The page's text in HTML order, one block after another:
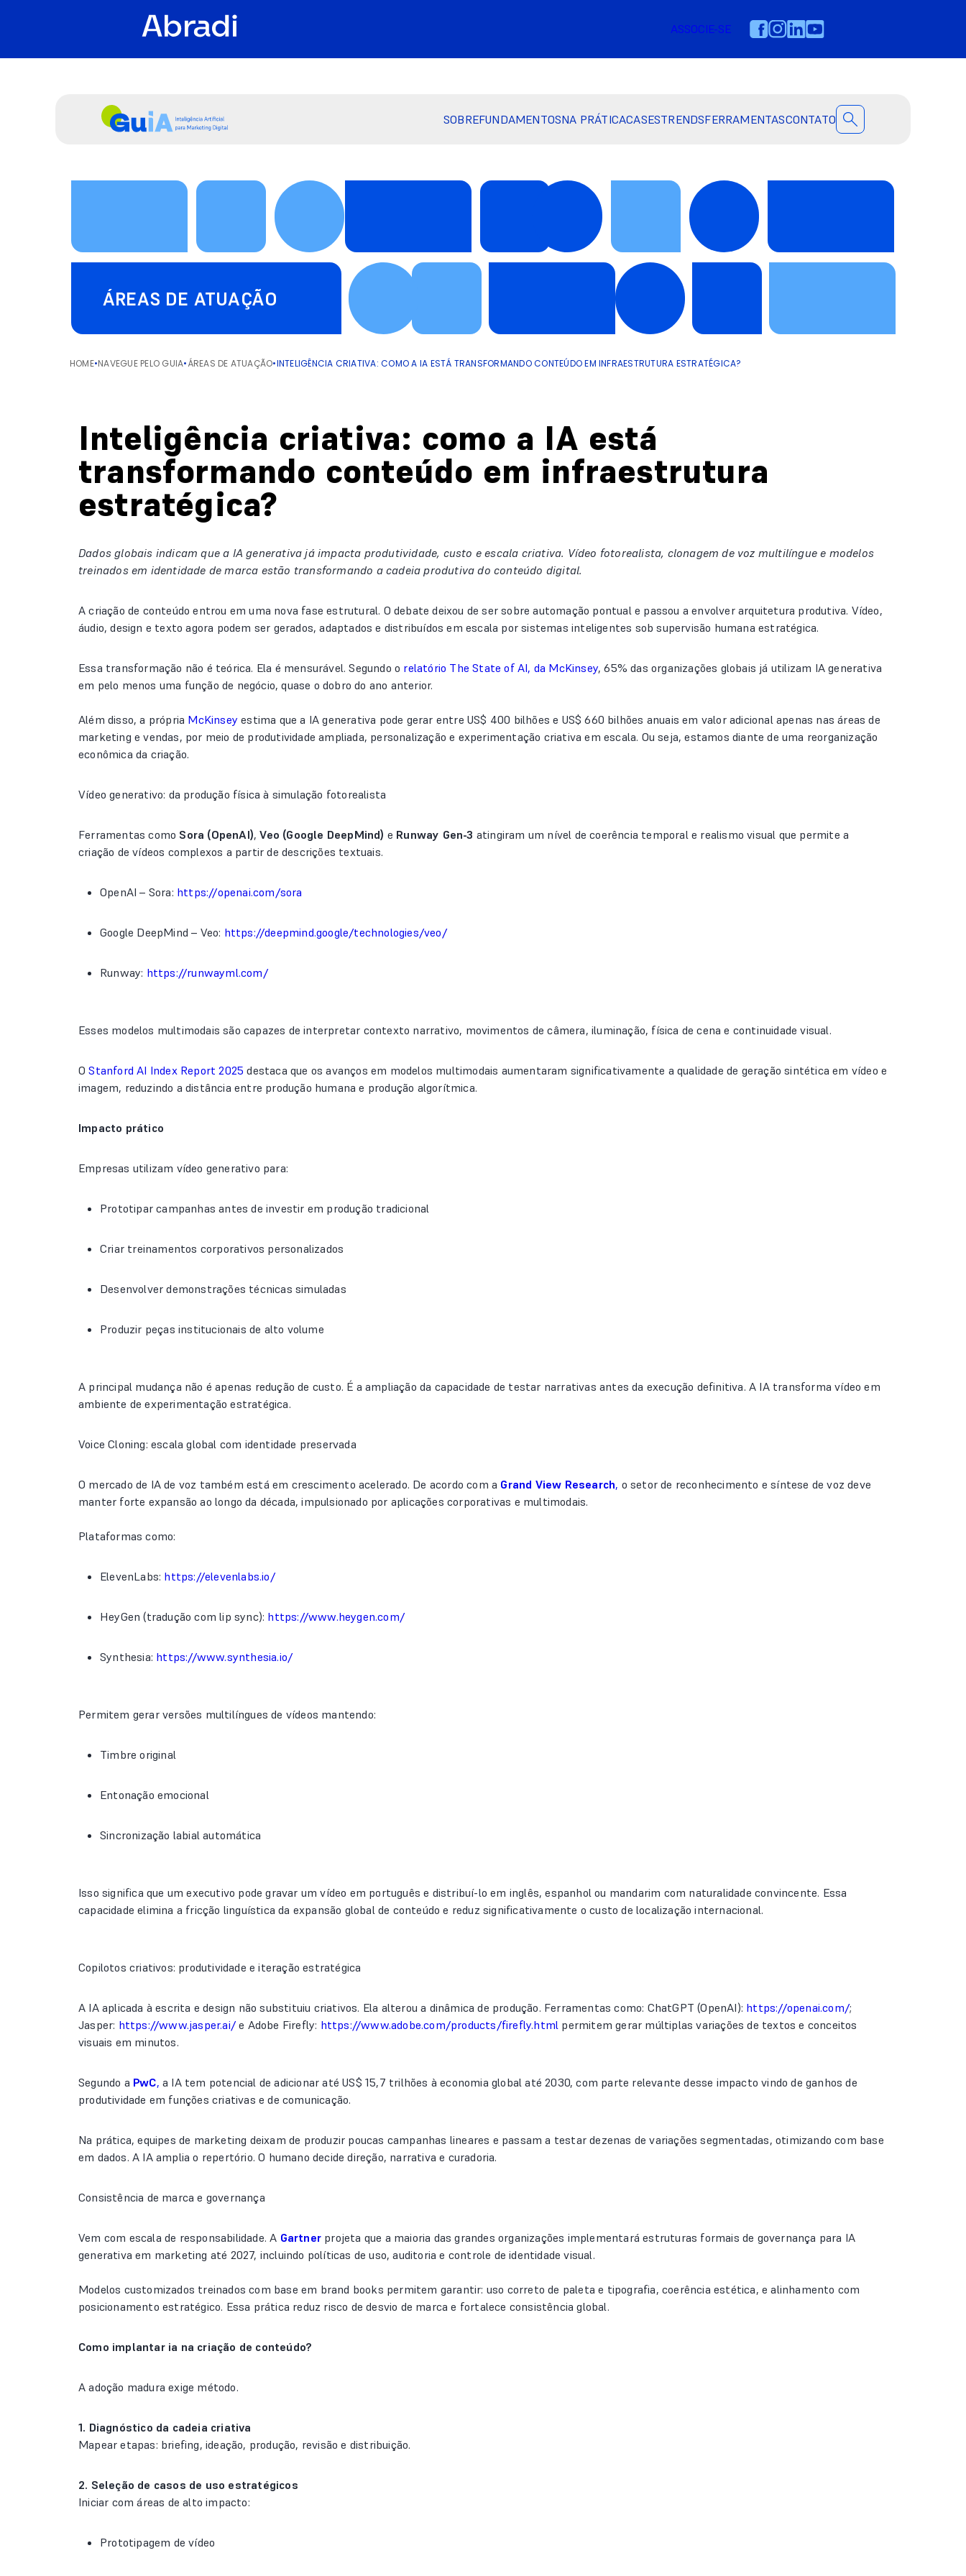
ASSOCIE-SE
SOBREFUNDAMENTOSNA PRÁTICACASESTRENDSFERRAMENTASCONTATO
ÁREAS DE ATUAÇÃO
HOME•NAVEGUE PELO GUIA•ÁREAS DE ATUAÇÃO•INTELIGÊNCIA CRIATIVA: COMO A IA ESTÁ TRANSFORMANDO CONTEÚDO EM INFRAESTRUTURA ESTRATÉGICA?
Inteligência criativa: como a IA está
transformando conteúdo em infraestrutura
estratégica?
Dados globais indicam que a IA generativa já impacta produtividade, custo e escala criativa. Vídeo fotorealista, clonagem de voz multilíngue e modelos
treinados em identidade de marca estão transformando a cadeia produtiva do conteúdo digital.
A criação de conteúdo entrou em uma nova fase estrutural. O debate deixou de ser sobre automação pontual e passou a envolver arquitetura produtiva. Vídeo,
áudio, design e texto agora podem ser gerados, adaptados e distribuídos em escala por sistemas inteligentes sob supervisão humana estratégica.
Essa transformação não é teórica. Ela é mensurável. Segundo o relatório The State of AI, da McKinsey, 65% das organizações globais já utilizam IA generativa
em pelo menos uma função de negócio, quase o dobro do ano anterior.
Além disso, a própria McKinsey estima que a IA generativa pode gerar entre US$ 400 bilhões e US$ 660 bilhões anuais em valor adicional apenas nas áreas de
marketing e vendas, por meio de produtividade ampliada, personalização e experimentação criativa em escala. Ou seja, estamos diante de uma reorganização
econômica da criação.
Vídeo generativo: da produção física à simulação fotorealista
Ferramentas como Sora (OpenAI),Veo (Google DeepMind) e Runway Gen-3 atingiram um nível de coerência temporal e realismo visual que permite a
criação de vídeos complexos a partir de descrições textuais.
OpenAI – Sora: https://openai.com/sora
Google DeepMind – Veo: https://deepmind.google/technologies/veo/
Runway: https://runwayml.com/
Esses modelos multimodais são capazes de interpretar contexto narrativo, movimentos de câmera, iluminação, física de cena e continuidade visual.
OStanford AI Index Report 2025 destaca que os avanços em modelos multimodais aumentaram significativamente a qualidade de geração sintética em vídeo e
imagem, reduzindo a distância entre produção humana e produção algorítmica.
Impacto prático
Empresas utilizam vídeo generativo para:
Prototipar campanhas antes de investir em produção tradicional
Criar treinamentos corporativos personalizados
Desenvolver demonstrações técnicas simuladas
Produzir peças institucionais de alto volume
A principal mudança não é apenas redução de custo. É a ampliação da capacidade de testar narrativas antes da execução definitiva. A IA transforma vídeo em
ambiente de experimentação estratégica.
Voice Cloning: escala global com identidade preservada
O mercado de IA de voz também está em crescimento acelerado. De acordo com a Grand View Research, o setor de reconhecimento e síntese de voz deve
manter forte expansão ao longo da década, impulsionado por aplicações corporativas e multimodais.
Plataformas como:
ElevenLabs: https://elevenlabs.io/
HeyGen (tradução com lip sync): https://www.heygen.com/
Synthesia: https://www.synthesia.io/
Permitem gerar versões multilíngues de vídeos mantendo:
Timbre original
Entonação emocional
Sincronização labial automática
Isso significa que um executivo pode gravar um vídeo em português e distribuí-lo em inglês, espanhol ou mandarim com naturalidade convincente. Essa
capacidade elimina a fricção linguística da expansão global de conteúdo e reduz significativamente o custo de localização internacional.
Copilotos criativos: produtividade e iteração estratégica
A IA aplicada à escrita e design não substituiu criativos. Ela alterou a dinâmica de produção. Ferramentas como: ChatGPT (OpenAI): https://openai.com/;
Jasper: https://www.jasper.ai/e Adobe Firefly: https://www.adobe.com/products/firefly.html permitem gerar múltiplas variações de textos e conceitos
visuais em minutos.
Segundo a PwC, a IA tem potencial de adicionar até US$ 15,7 trilhões à economia global até 2030, com parte relevante desse impacto vindo de ganhos de
produtividade em funções criativas e de comunicação.
Na prática, equipes de marketing deixam de produzir poucas campanhas lineares e passam a testar dezenas de variações segmentadas, otimizando com base
em dados. A IA amplia o repertório. O humano decide direção, narrativa e curadoria.
Consistência de marca e governança
Vem com escala de responsabilidade. A Gartner projeta que a maioria das grandes organizações implementará estruturas formais de governança para IA
generativa em marketing até 2027, incluindo políticas de uso, auditoria e controle de identidade visual.
Modelos customizados treinados com base em brand books permitem garantir: uso correto de paleta e tipografia, coerência estética, e alinhamento com
posicionamento estratégico. Essa prática reduz risco de desvio de marca e fortalece consistência global.
Como implantar ia na criação de conteúdo?
A adoção madura exige método.
1. Diagnóstico da cadeia criativa
Mapear etapas: briefing, ideação, produção, revisão e distribuição.
2. Seleção de casos de uso estratégicos
Iniciar com áreas de alto impacto:
Prototipagem de vídeo